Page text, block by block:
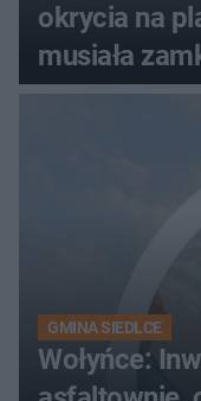
okrycia na
musiała
GMINA SIEDLCE
Wołyńce: